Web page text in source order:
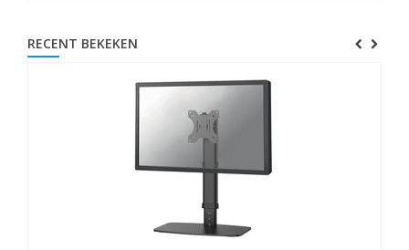
RECENT BEKEKEN